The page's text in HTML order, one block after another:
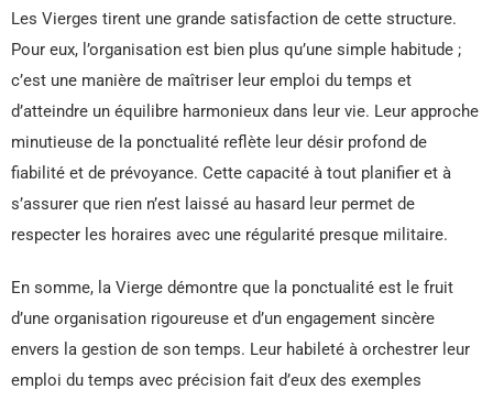
Les Vierges tirent une grande satisfaction de cette structure.
Pour eux, l’organisation est bien plus qu’une simple habitude ;
c’est une manière de maîtriser leur emploi du temps et
d’atteindre un équilibre harmonieux dans leur vie. Leur approche
minutieuse de la ponctualité reflète leur désir profond de
fiabilité et de prévoyance. Cette capacité à tout planifier et à
s’assurer que rien n’est laissé au hasard leur permet de
respecter les horaires avec une régularité presque militaire.
En somme, la Vierge démontre que la ponctualité est le fruit
d’une organisation rigoureuse et d’un engagement sincère
envers la gestion de son temps. Leur habileté à orchestrer leur
emploi du temps avec précision fait d’eux des exemples